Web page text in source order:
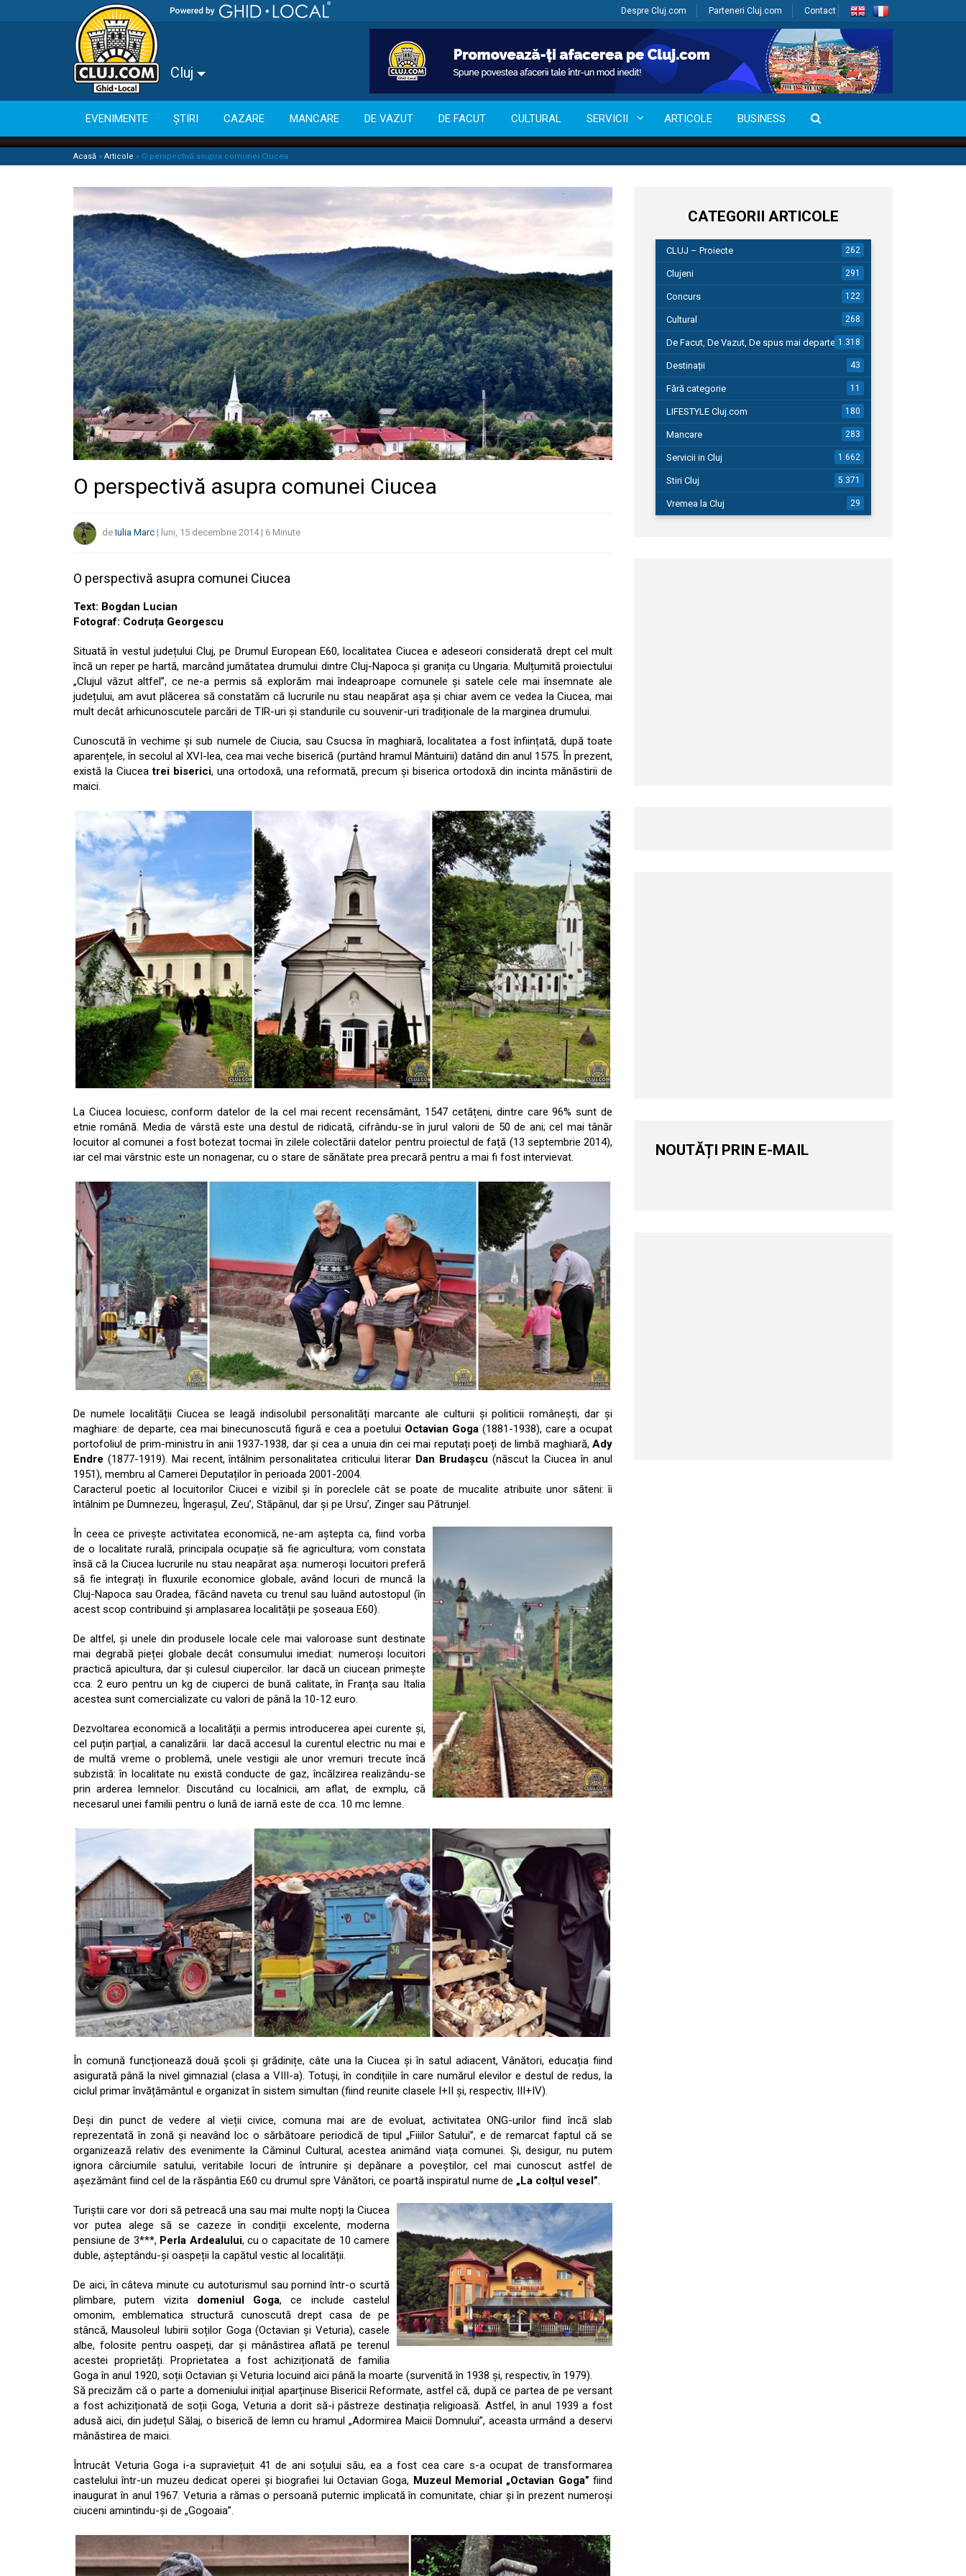
Despre Cluj.com Parteneri Cluj.com Contact
Cluj
EVENIMENTE ȘTIRI CAZARE MANCARE DE VAZUT DE FACUT CULTURAL SERVICII ARTICOLE BUSINESS
Acasă » Articole » O perspectivă asupra comunei Ciucea
O perspectivă asupra comunei Ciucea
de Iulia Marc | luni, 15 decembrie 2014| 6 Minute
O perspectivă asupra comunei Ciucea
Text: Bogdan Lucian
Fotograf: Codruța Georgescu
Situată în vestul județului Cluj, pe Drumul European E60, localitatea Ciucea e adeseori considerată drept cel mult
încă un reper pe hartă, marcând jumătatea drumului dintre Cluj-Napoca și granița cu Ungaria. Mulțumită proiectului
„Clujul văzut altfel”, ce ne-a permis să explorăm mai îndeaproape comunele și satele cele mai însemnate ale
județului, am avut plăcerea să constatăm că lucrurile nu stau neapărat așa și chiar avem ce vedea la Ciucea, mai
mult decât arhicunoscutele parcări de TIR-uri și standurile cu souvenir-uri tradiționale de la marginea drumului.
Cunoscută în vechime și sub numele de Ciucia, sau Csucsa în maghiară, localitatea a fost înființată, după toate
aparențele, în secolul al XVI-lea, cea mai veche biserică (purtând hramul Mântuirii) datând din anul 1575. În prezent,
există la Ciuceatrei biserici, una ortodoxă, una reformată, precum și biserica ortodoxă din incinta mănăstirii de
maici.
La Ciucea locuiesc, conform datelor de la cel mai recent recensământ, 1547 cetățeni, dintre care 96% sunt de
etnie română. Media de vârstă este una destul de ridicată, cifrându-se în jurul valorii de 50 de ani; cel mai tânăr
locuitor al comunei a fost botezat tocmai în zilele colectării datelor pentru proiectul de față (13 septembrie 2014),
iar cel mai vârstnic este un nonagenar, cu o stare de sănătate prea precară pentru a mai fi fost intervievat.
De numele localității Ciucea se leagă indisolubil personalități marcante ale culturii și politicii românești, dar și
maghiare: de departe, cea mai binecunoscută figură e cea a poetului Octavian Goga (1881-1938), care a ocupat
portofoliul de prim-ministru în anii 1937-1938, dar și cea a unuia din cei mai reputați poeți de limbă maghiară, Ady
Endre (1877-1919). Mai recent, întâlnim personalitatea criticului literar Dan Brudașcu (născut la Ciucea în anul
1951), membru al Camerei Deputaților în perioada 2001-2004.
Caracterul poetic al locuitorilor Ciucei e vizibil și în poreclele cât se poate de mucalite atribuite unor săteni: îi
întâlnim pe Dumnezeu, Îngerașul, Zeu’, Stăpânul, dar și pe Ursu’, Zinger sau Pătrunjel.
În ceea ce privește activitatea economică, ne-am aștepta ca, fiind vorba
de o localitate rurală, principala ocupație să fie agricultura; vom constata
însă că la Ciucea lucrurile nu stau neapărat așa: numeroși locuitori preferă
să fie integrați în fluxurile economice globale, având locuri de muncă la
Cluj-Napoca sau Oradea, făcând naveta cu trenul sau luând autostopul (în
acest scop contribuind și amplasarea localității pe șoseaua E60).
De altfel, și unele din produsele locale cele mai valoroase sunt destinate
mai degrabă pieței globale decât consumului imediat: numeroși locuitori
practică apicultura, dar și culesul ciupercilor. Iar dacă un ciucean primește
cca. 2 euro pentru un kg de ciuperci de bună calitate, în Franța sau Italia
acestea sunt comercializate cu valori de până la 10-12 euro.
Dezvoltarea economică a localității a permis introducerea apei curente și,
cel puțin parțial, a canalizării. Iar dacă accesul la curentul electric nu mai e
de multă vreme o problemă, unele vestigii ale unor vremuri trecute încă
subzistă: în localitate nu există conducte de gaz, încălzirea realizându-se
prin arderea lemnelor. Discutând cu localnicii, am aflat, de exmplu, că
necesarul unei familii pentru o lună de iarnă este de cca. 10 mc lemne.
În comună funcționează două școli și grădinițe, câte una la Ciucea și în satul adiacent, Vânători, educația fiind
asigurată până la nivel gimnazial (clasa a VIII-a). Totuși, în condițiile în care numărul elevilor e destul de redus, la
ciclul primar învățământul e organizat în sistem simultan (fiind reunite clasele I+II și, respectiv, III+IV).
Deși din punct de vedere al vieții civice, comuna mai are de evoluat, activitatea ONG-urilor fiind încă slab
reprezentată în zonă și neavând loc o sărbătoare periodică de tipul „Fiiilor Satului”, e de remarcat faptul că se
organizează relativ des evenimente la Căminul Cultural, acestea animând viața comunei. Și, desigur, nu putem
ignora cârciumile satului, veritabile locuri de întrunire și depănare a poveștilor, cel mai cunoscut astfel de
așezământ fiind cel de la răspântia E60 cu drumul spre Vânători, ce poartă inspiratul nume de „La colțul vesel”.
Turiștii care vor dori să petreacă una sau mai multe nopți la Ciucea
vor putea alege să se cazeze în condiții excelente, moderna
pensiune de 3***, Perla Ardealului, cu o capacitate de 10 camere
duble, așteptându-și oaspeții la capătul vestic al localității.
De aici, în câteva minute cu autoturismul sau pornind într-o scurtă
plimbare, putem vizita domeniul Goga, ce include castelul
omonim, emblematica structură cunoscută drept casa de pe
stâncă, Mausoleul Iubirii soților Goga (Octavian și Veturia), casele
albe, folosite pentru oaspeți, dar și mânăstirea aflată pe terenul
acestei proprietăți. Proprietatea a fost achiziționată de familia
Goga în anul 1920, soții Octavian și Veturia locuind aici până la moarte (survenită în 1938 și, respectiv, în 1979).
Să precizăm că o parte a domeniului inițial aparținuse Bisericii Reformate, astfel că, după ce partea de pe versant
a fost achiziționată de soții Goga, Veturia a dorit să-i păstreze destinația religioasă. Astfel, în anul 1939 a fost
adusă aici, din județul Sălaj, o biserică de lemn cu hramul „Adormirea Maicii Domnului”, aceasta urmând a deservi
mânăstirea de maici.
Întrucât Veturia Goga i-a supraviețuit 41 de ani soțului său, ea a fost cea care s-a ocupat de transformarea
castelului într-un muzeu dedicat operei și biografiei lui Octavian Goga, Muzeul Memorial „Octavian Goga” fiind
inaugurat în anul 1967. Veturia a rămas o persoană puternic implicată în comunitate, chiar și în prezent numeroși
ciuceni amintindu-și de „Gogoaia”.
CATEGORII ARTICOLE
CLUJ – Proiecte 262
Clujeni 291
Concurs 122
Cultural 268
De Facut, De Vazut, De spus mai departe…1.318
Destinații 43
Fără categorie 11
LIFESTYLE Cluj.com 180
Mancare 283
Servicii in Cluj 1.662
Stiri Cluj 5.371
Vremea la Cluj 29
NOUTĂȚI PRIN E-MAIL